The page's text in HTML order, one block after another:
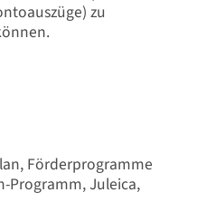
zu
Förderprogramme
Programm, Juleica,